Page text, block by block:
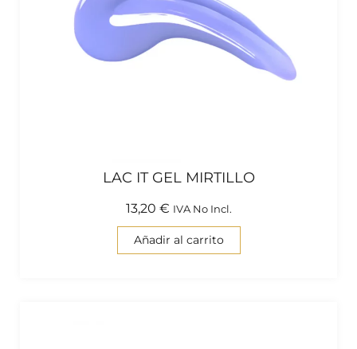
LAC IT GEL MIRTILLO
13,20 € IVA No Incl.
Añadir al carrito